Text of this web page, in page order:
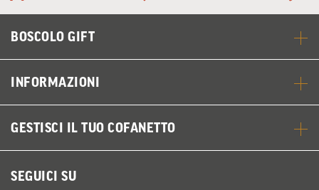
BOSCOLO GIFT
INFORMAZIONI
GESTISCI IL TUO COFANETTO
SEGUICI SU